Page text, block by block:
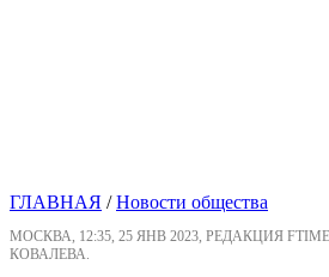
ГЛАВНАЯ /Новости общества
МОСКВА, 12:35, 25 ЯНВ 2023, РЕДАКЦИЯ
КОВАЛЕВА.